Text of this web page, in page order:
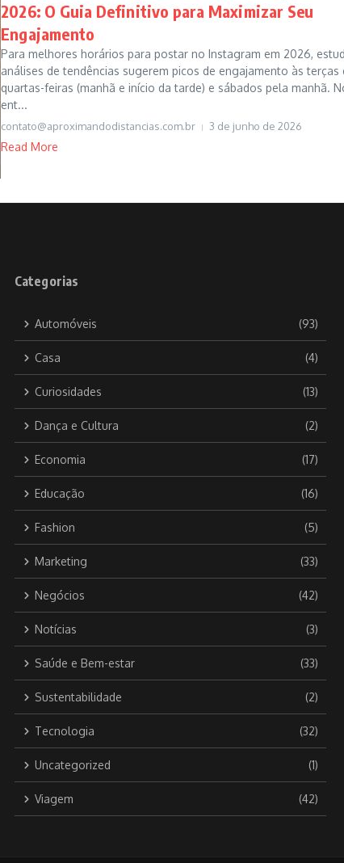
2026: O Guia Definitivo para Maximizar Seu
Engajamento
Para melhores horários para postar no Instagram em 2026,
análises de tendências sugerem picos de engajamento às terças
quartas-feiras (manhã e início da tarde) e sábados pela manhã.
ent...
contato@aproximandodistancias.com.br 3 de junho de 2026
Read More
Categorias
Automóveis (93)
Casa (4)
Curiosidades (13)
Dança e Cultura (2)
Economia (17)
Educação (16)
Fashion (5)
Marketing (33)
Negócios (42)
Notícias (3)
Saúde e Bem-estar (33)
Sustentabilidade (2)
Tecnologia (32)
Uncategorized (1)
Viagem (42)